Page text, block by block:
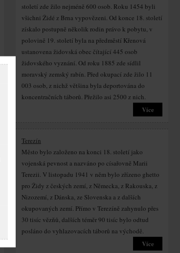
století zde žilo nejméně 600 osob. Roku 1454 byli
všichni Židé z Brna vypovězeni. Od konce 18. století
získalo postupně několik rodin právo k pobytu, v
polovině 19. století byla na předměstí Křenová
ustanovena židovská obec čítající 445 osob
židovského vyznání. Od roku 1885 zde sídlil
moravský zemský rabín. Před okupací zde žilo 11
003 osob, z nichž většina byla deportována do
koncentračních táborů. Přežilo asi 2500 z nich.
Více
Terezín
Město bylo založeno na konci 18. století jako
vojenská pevnost a nazváno po císařovně Marii
Terezii. V listopadu 1941 v něm bylo zřízeno ghetto
pro Židy z českých zemí, z Německa, z Rakouska, z
Nizozemí, z Dánska, ze Slovenska a z dalších
okupovaných zemí. Přímo v Terezíně zahynulo přes
30 tisíc vězňů, dalších téměr 90 tisíc bylo odtud
posláno do vyhlazovacích táborů na východě.
Více